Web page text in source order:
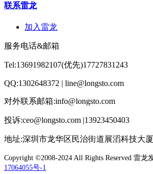
联系雷龙
加入雷龙
服务电话&邮箱
Tel:13691982107(优先)17727831243
QQ:1302648372 | line@longsto.com
对外联系邮箱:info@longsto.com
投诉:ceo@longsto.com |13923450403
地址:深圳市龙华区民治街道展滔科技大
Copyright ©2008-2024 All Rights Reserved 雷龙
17064055号-1